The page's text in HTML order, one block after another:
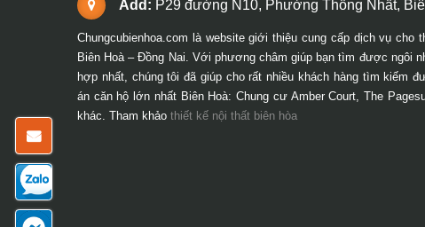
Add: P29 đường N10, Phường Thống Nhất,
Chungcubienhoa.com là website giới thiệu cung cấp dịch vụ cho
Biên Hoà – Đồng Nai. Với phương châm giúp bạn tìm được ngôi
hợp nhất, chúng tôi đã giúp cho rất nhiều khách hàng tìm kiếm
án căn hộ lớn nhất Biên Hoà: Chung cư Amber Court, The
khác. Tham khảo thiết kế nội thất biên hòa